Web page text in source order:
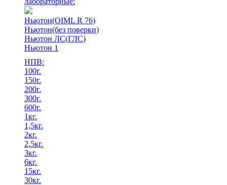
Ньютон(OIML R 76)
Ньютон(без поверки)
Ньютон ЛС(ГЛС)
Ньютон 1
НПВ:
100г.
150г.
200г.
300г.
600г.
1кг.
1,5кг.
2кг.
2,5кг.
3кг.
6кг.
15кг.
30кг.